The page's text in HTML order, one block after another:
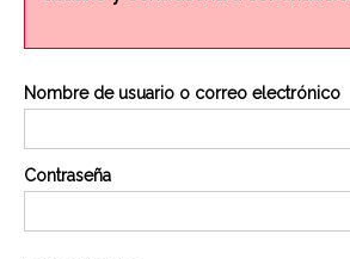
Nombre de usuario o correo electrónico
Contraseña